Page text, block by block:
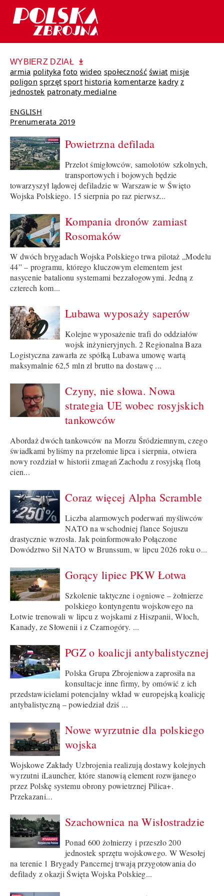
WYBIERZ DZIAŁ
armia polityka foto wideo społeczność świat misje
poligon sprzęt sport historia komentarze kadry z
jednostek patronaty medialne
ENGLISH
Prenumerata 2019
Powietrzna defilada
Przelot śmigłowców, samolotów szkolnych,
transportowych i bojowych będzie
towarzyszył lądowej defiladzie w Warszawie w Święto
Wojska Polskiego. 15 sierpnia po raz pierwsz...
Kompania dronów zamiast
Rosomaków
W dwóch brygadach Wojska Polskiego trwa pilotaż „Modelu
44” – programu, którego kluczowym elementem jest
nasycenie batalionu systemami bezzałogowymi. Jedną z
czterech kom...
Lubawa wyposaży saperów
Kolejne wyposażenie trafi do oddziałów
wojsk inżynieryjnych. 2 Regionalna Baza
Logistyczna zawarła ze spółką Lubawa umowę wartą
maksymalnie 62,5 mln zł brutto na dostawę ...
Czyny, nie słowa. Nowa
strategia UE wobec rosyjskich
tankowców
Abordaż dwóch tankowców na Morzu Śródziemnym, czego
świadkami byliśmy na przełomie lipca i sierpnia, otwiera
nowy rozdział w historii zmagań Zachodu z rosyjską flotą
cien...
Coraz więcej Alpha Scramble
Liczba alarmowych poderwań myśliwców
NATO na wschodniej flance Sojuszu
drastycznie wzrosła. Jak poinformowało Połączone
Dowództwo Sił NATO w Brunssum, w lipcu 2026 roku o...
Gorący lipiec PKW Łotwa
Szkolenie taktyczne i ogniowe – żołnierze
polskiego kontyngentu wojskowego na
Łotwie trenowali w lipcu z wojskami z Hiszpanii, Włoch,
Kanady, ze Słowenii i z Czarnogóry. ...
PGZ o koalicji antybalistycznej
Polska Grupa Zbrojeniowa zaprosiła na
konsultacje inne firmy, by omówić z ich
przedstawicielami potencjalny wkład w europejską koalicję
antybalistyczną – powiedział dziś ...
Nowe wyrzutnie dla polskiego
wojska
Wojskowe Zakłady Uzbrojenia realizują dostawy kolejnych
wyrzutni iLauncher, które stanowią element rozwijanego
przez Polskę systemu obrony powietrznej Pilica+.
Przekazani...
Szachownica na Wisłostradzie
Ponad 600 żołnierzy i przeszło 200
jednostek sprzętu wojskowego. W Wesołej
na terenie 1 Brygady Pancernej trwają przygotowania do
defilady z okazji Święta Wojska Polskieg...